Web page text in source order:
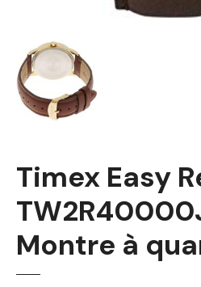
Timex Easy
Montre à